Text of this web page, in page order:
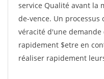
service Qualité avant la
de-vence. Un
véracité d'une demande
rapidement $etre en
réaliser rapidement